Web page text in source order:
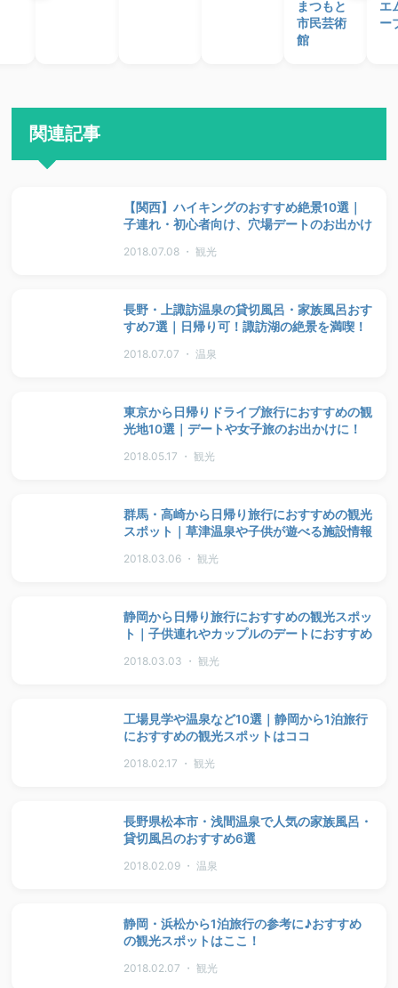
まつもと
市民芸術
館
エ
ー
関連記事
【関西】ハイキングのおすすめ絶景10選｜
子連れ・初心者向け、穴場デートのお出かけ
2018.07.08 ・ 観光
長野・上諏訪温泉の貸切風呂・家族風呂おす
すめ7選｜日帰り可！諏訪湖の絶景を満喫！
2018.07.07 ・ 温泉
東京から日帰りドライブ旅行におすすめの観
光地10選｜デートや女子旅のお出かけに！
2018.05.17 ・ 観光
群馬・高崎から日帰り旅行におすすめの観光
スポット｜草津温泉や子供が遊べる施設情報
2018.03.06 ・ 観光
静岡から日帰り旅行におすすめの観光スポッ
ト｜子供連れやカップルのデートにおすすめ
2018.03.03 ・ 観光
工場見学や温泉など10選｜静岡から1泊旅行
におすすめの観光スポットはココ
2018.02.17 ・ 観光
長野県松本市・浅間温泉で人気の家族風呂・
貸切風呂のおすすめ6選
2018.02.09 ・ 温泉
静岡・浜松から1泊旅行の参考に♪おすすめ
の観光スポットはここ！
2018.02.07 ・ 観光